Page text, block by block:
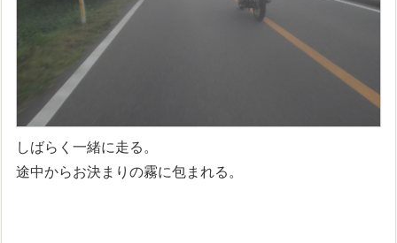
しばらく一緒に走る。
途中からお決まりの霧に包まれる。